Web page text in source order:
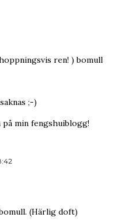
ren! ) bomull
;-)
på min fengshuiblogg!
(Härlig doft)